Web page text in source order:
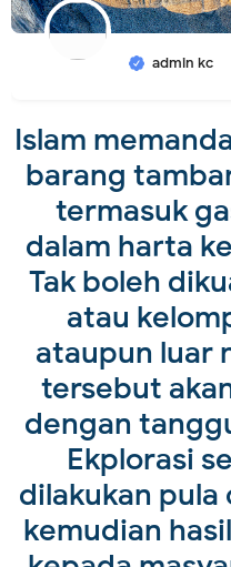
admin kc
Islam
barang
termasuk
dalam harta
Tak boleh
atau
ataupun luar
tersebut
dengan
Ekplorasi
dilakukan
kemudian